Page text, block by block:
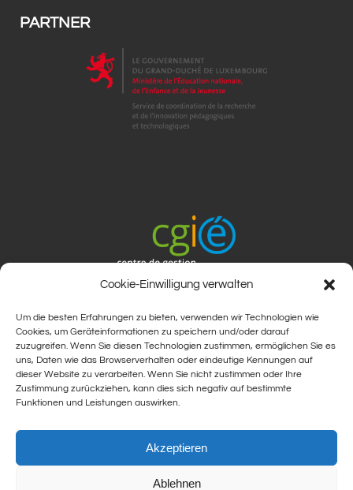
Cookie-Einwilligung verwalten
Um die besten Erfahrungen zu bieten, verwenden wir Technologien wie
Cookies, um Geräteinformationen zu speichern und/oder darauf
zuzugreifen. Wenn Sie diesen Technologien zustimmen, ermöglichen Sie es
uns, Daten wie das Browserverhalten oder eindeutige Kennungen auf
dieser Website zu verarbeiten. Wenn Sie nicht zustimmen oder Ihre
Zustimmung zurückziehen, kann dies sich negativ auf bestimmte
Funktionen und Leistungen auswirken.
Akzeptieren
Ablehnen
PARTNER